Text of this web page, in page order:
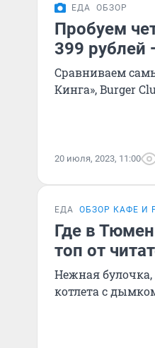
ЕДА ОБЗОР
Пробуем
399 рублей
Сравниваем
Кинга», Burger
20 июля, 2023, 11:00
ЕДА ОБЗОР КАФЕ И
Где в
топ от
Нежная
котлета с